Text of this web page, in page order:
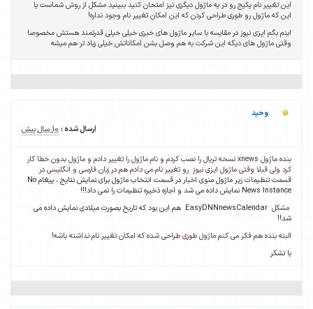
این تغییر نام پکیج رو در یه ماژول دیگری نیز امتحان کنید ببینید مشکل از روش شماست یا
این که ماژول رو طوری طراحی کردن که این امکان تغییر نام وجود نداره!
اینم بگم ایزی نیوز در مقایسه با سایر ماژول های خبری خیلی خیلی قدرتمند هستش مخصوصا
وقتی ماژول های دیگه این شرکت به هم وصل بشن امکاناتش خیلی زیاد تر هم میشه
وحید
ارسال شده : 10 سال پیش
بنده ماژول xnews نسخه تریال را نصب کردم و نام ماژول را تغییر دادم و ماژول بدون خطا کار
کرد ولی قبلا وقتی ماژول ایزی نیوز رو تغییر نام می دادم هم در زبان فارسی و انگلیسیدر
قسمت تنظیمات زیر ماژول منوی اخبار در قسمت انتخاب ماژول برای نمایش نتایج ، پیغام No
News Instance نمایش داده می شد و اجازه ذخیره تنظیمات را نمی داد!!!
مشکل
EasyDNNnewsCalendar هم این بود که تاریخ بصورت میلادی نمایش داده می
شد!!
البته بنده هم فکر می کنم ماژول طوری طراحی شده که امکان تغییر نام نداشته باشه!
با تشکر